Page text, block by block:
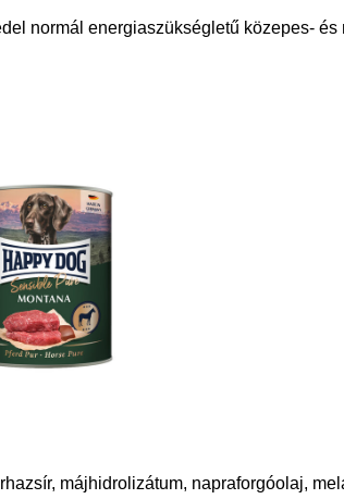
normál energiaszükségletű közepes-
májhidrolizátum, napraforgóolaj,